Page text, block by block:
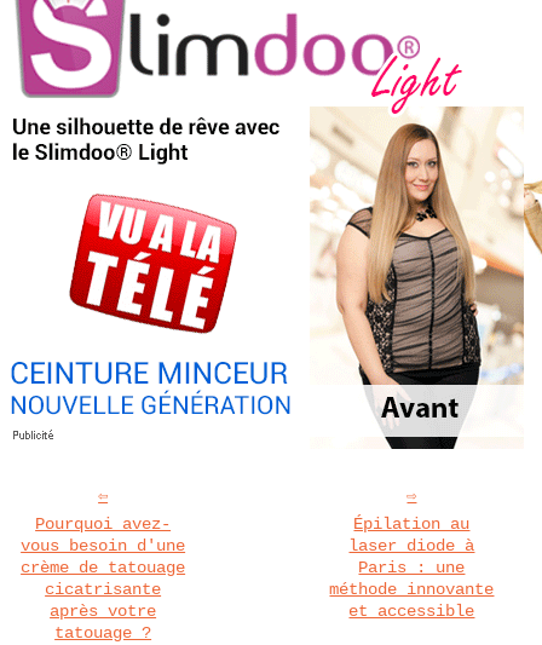
Pourquoi avez-
vous besoin d'une
crème de tatouage
cicatrisante
après votre
tatouage ?
Épilation au
laser diode à
Paris : une
méthode innovante
et accessible